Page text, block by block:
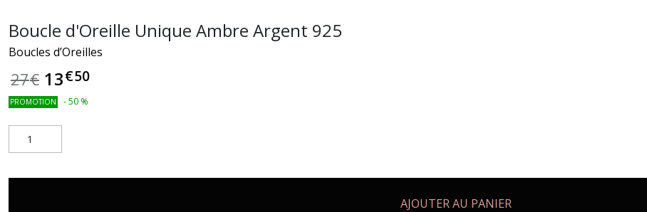
Boucle d'Oreille Unique Ambre Argent 925
Boucles d’Oreilles
27€ 13€50
PROMOTION -50 %
AJOUTER AU PANIER